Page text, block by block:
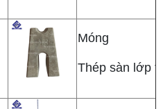
Móng
Thép sàn lớp